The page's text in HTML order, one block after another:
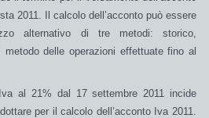
2011.
Il calcolo dell’acconto può essere
alternativo di tre metodi: storico,
metodo delle operazioni effettuate fino al
Iva al 21% dal 17 settembre 2011 incide
per il calcolo dell’acconto Iva 2011.